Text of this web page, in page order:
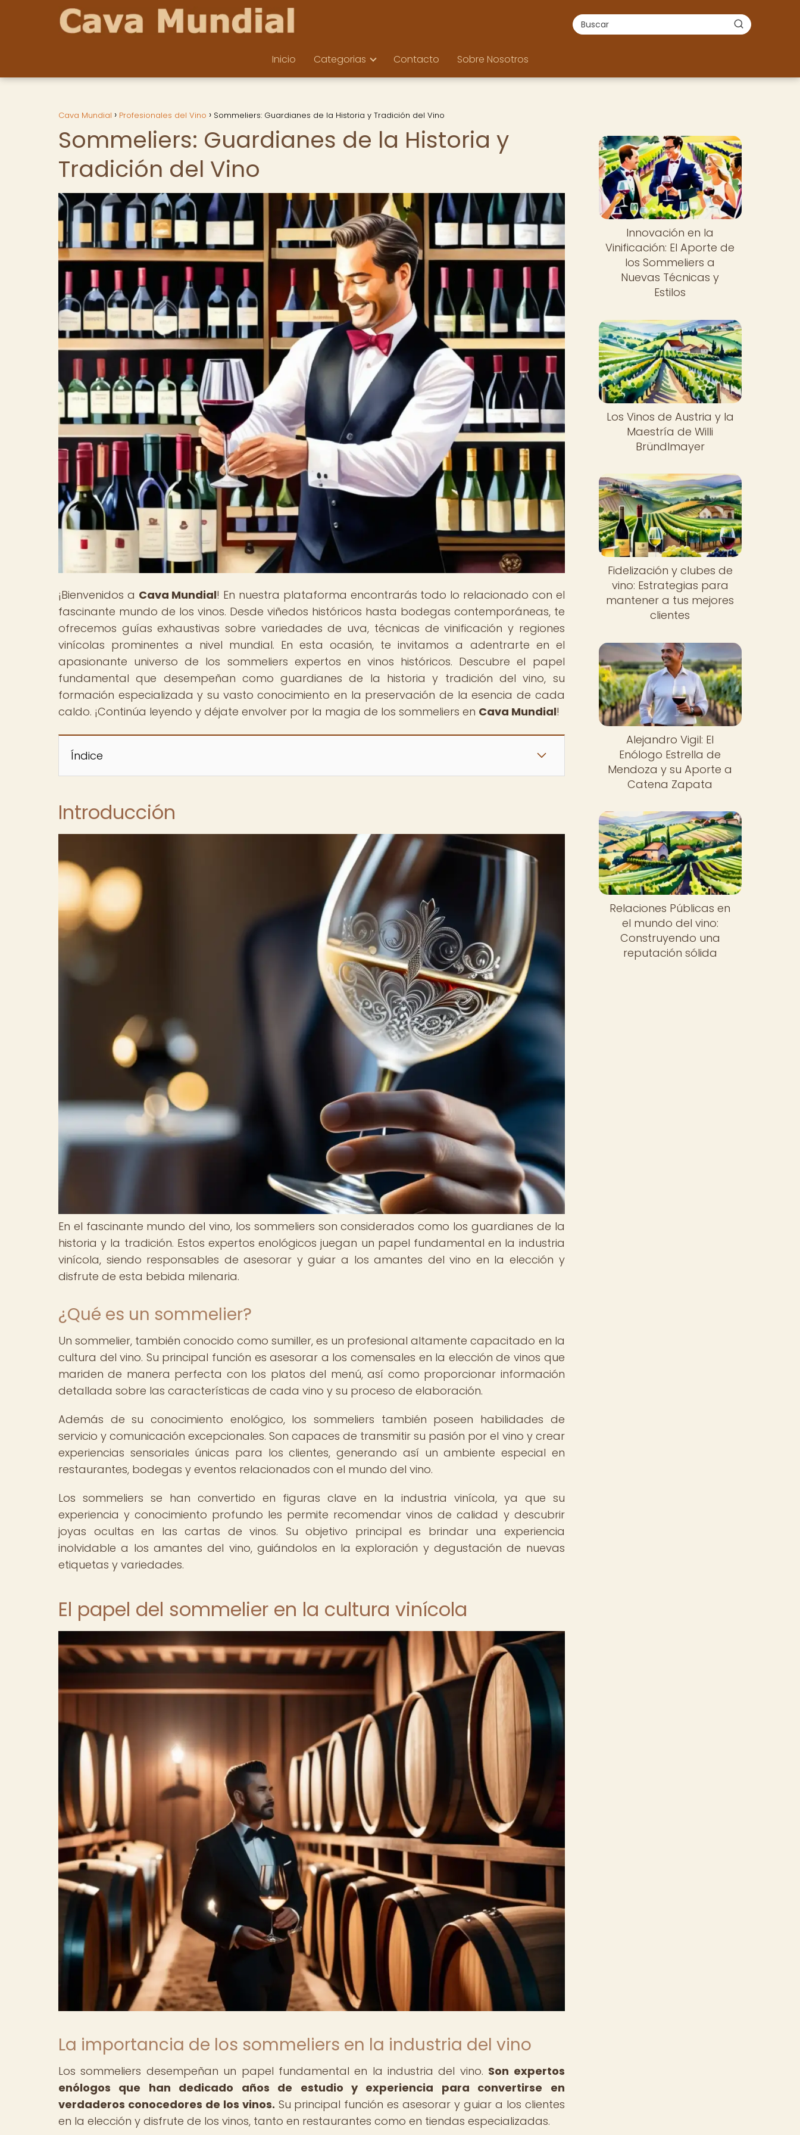
Inicio Categorias Contacto Sobre Nosotros
Cava Mundial Profesionales del Vino Sommeliers: Guardianes de la Historia y Tradición del Vino
Sommeliers: Guardianes de la Historia y
Tradición del Vino
¡Bienvenidos a Cava Mundial! En nuestra plataforma encontrarás todo lo relacionado con el
fascinante mundo de los vinos. Desde viñedos históricos hasta bodegas contemporáneas, te
ofrecemos guías exhaustivas sobre variedades de uva, técnicas de vinificación y regiones
vinícolas prominentes a nivel mundial. En esta ocasión, te invitamos a adentrarte en el
apasionante universo de los sommeliers expertos en vinos históricos. Descubre el papel
fundamental que desempeñan como guardianes de la historia y tradición del vino, su
formación especializada y su vasto conocimiento en la preservación de la esencia de cada
caldo. ¡Continúa leyendo y déjate envolver por la magia de los sommeliers en Cava Mundial!
Índice
Introducción
En el fascinante mundo del vino, los sommeliers son considerados como los guardianes de la
historia y la tradición. Estos expertos enológicos juegan un papel fundamental en la industria
vinícola, siendo responsables de asesorar y guiar a los amantes del vino en la elección y
disfrute de esta bebida milenaria.
¿Qué es un sommelier?
Un sommelier, también conocido como sumiller, es un profesional altamente capacitado en la
cultura del vino. Su principal función es asesorar a los comensales en la elección de vinos que
mariden de manera perfecta con los platos del menú, así como proporcionar información
detallada sobre las características de cada vino y su proceso de elaboración.
Además de su conocimiento enológico, los sommeliers también poseen habilidades de
servicio y comunicación excepcionales. Son capaces de transmitir su pasión por el vino y crear
experiencias sensoriales únicas para los clientes, generando así un ambiente especial en
restaurantes, bodegas y eventos relacionados con el mundo del vino.
Los sommeliers se han convertido en figuras clave en la industria vinícola, ya que su
experiencia y conocimiento profundo les permite recomendar vinos de calidad y descubrir
joyas ocultas en las cartas de vinos. Su objetivo principal es brindar una experiencia
inolvidable a los amantes del vino, guiándolos en la exploración y degustación de nuevas
etiquetas y variedades.
El papel del sommelier en la cultura vinícola
La importancia de los sommeliers en la industria del vino
Los sommeliers desempeñan un papel fundamental en la industria del vino. Son expertos
enólogos que han dedicado años de estudio y experiencia para convertirse en
verdaderos conocedores de los vinos. Su principal función es asesorar y guiar a los clientes
en la elección y disfrute de los vinos, tanto en restaurantes como en tiendas especializadas.
Innovación en la
Vinificación: El Aporte de
los Sommeliers a
Nuevas Técnicas y
Estilos
Los Vinos de Austria y la
Maestría de Willi
Bründlmayer
Fidelización y clubes de
vino: Estrategias para
mantener a tus mejores
clientes
Alejandro Vigil: El
Enólogo Estrella de
Mendoza y su Aporte a
Catena Zapata
Relaciones Públicas en
el mundo del vino:
Construyendo una
reputación sólida